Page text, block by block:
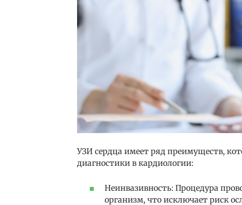
УЗИ сердца имеет ряд преимуществ,
диагностики в кардиологии:
Неинвазивность: Процедура
организм, что исключает риск